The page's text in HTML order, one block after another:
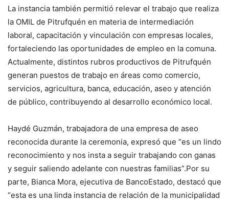
La instancia también permitió relevar el trabajo que realiza
la OMIL de Pitrufquén en materia de intermediación
laboral, capacitación y vinculación con empresas locales,
fortaleciendo las oportunidades de empleo en la comuna.
Actualmente, distintos rubros productivos de Pitrufquén
generan puestos de trabajo en áreas como comercio,
servicios, agricultura, banca, educación, aseo y atención
de público, contribuyendo al desarrollo económico local.
Haydé Guzmán, trabajadora de una empresa de aseo
reconocida durante la ceremonia, expresó que “es un lindo
reconocimiento y nos insta a seguir trabajando con ganas
y seguir saliendo adelante con nuestras familias”.Por su
parte, Bianca Mora, ejecutiva de BancoEstado, destacó que
“esta es una linda instancia de relación de la municipalidad